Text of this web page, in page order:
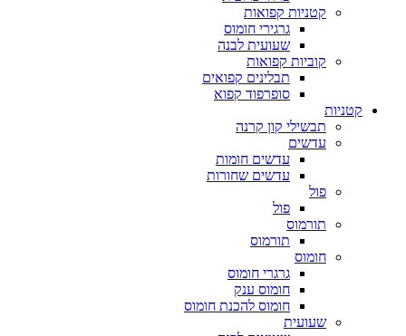
קטניות קפואות
גרגירי חומוס
שעועית לבנה
קוביות קפואות
תבלינים קפואים
סופרפוד קפוא
קטניות
תבשילי קון קרנה
עדשים
עדשים חומות
עדשים שחורות
פול
פול
תורמוס
תורמוס
חומוס
גרגרי חומוס
חומוס ענק
חומוס להכנת חומוס
שעועית